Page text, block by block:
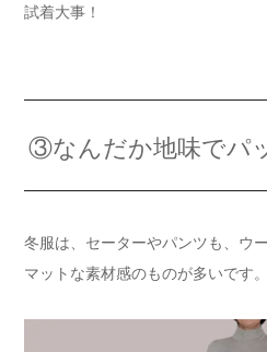
試着大事！
③なんだか地味でパ
冬服は、セーターやパンツも、ウ
マットな素材感のものが多いです。